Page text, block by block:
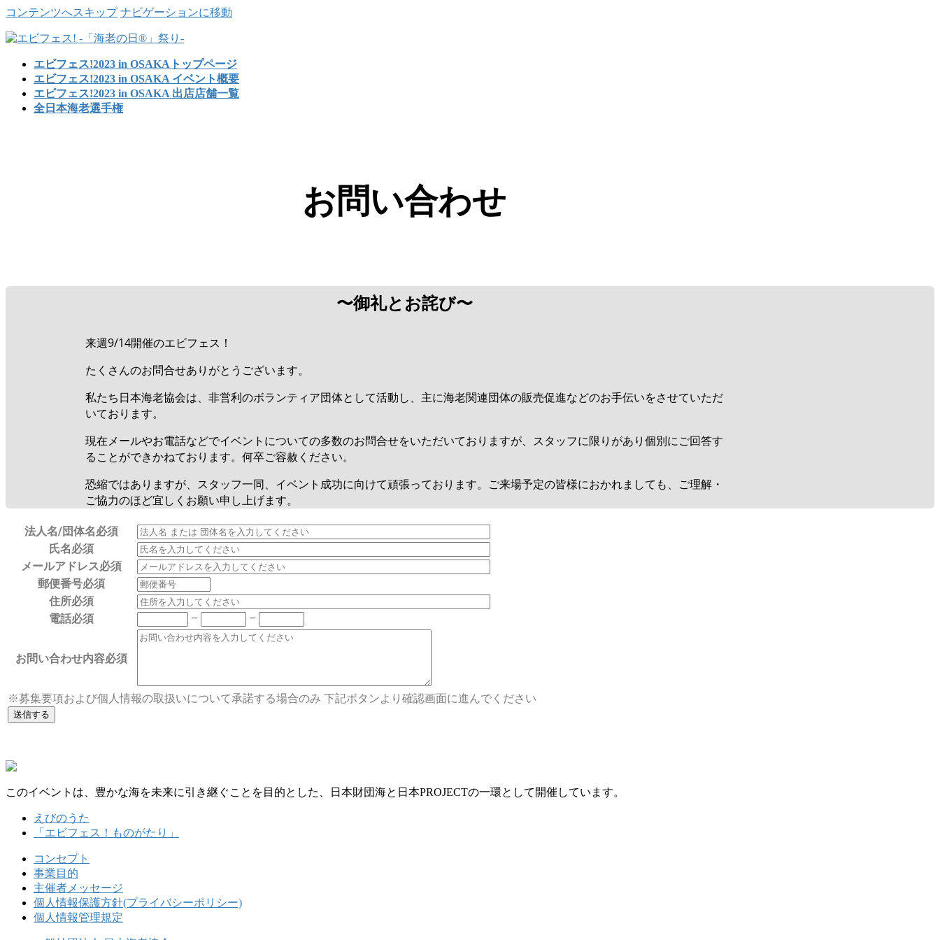
コンテンツへスキップ ナビゲーションに移動
エビフェス!2023 in OSAKAトップページ
エビフェス!2023 in OSAKA イベント概要
エビフェス!2023 in OSAKA 出店店舗一覧
全日本海老選手権
お問い合わせ
〜御礼とお詫び〜
来週9/14開催のエビフェス！
たくさんのお問合せありがとうございます。
私たち日本海老協会は、非営利のボランティア団体として活動し、主に海老関連団体の販売促進などのお手伝いをさせていただ
いております。
現在メールやお電話などでイベントについての多数のお問合せをいただいておりますが、スタッフに限りがあり個別にご回答す
ることができかねております。何卒ご容赦ください。
恐縮ではありますが、スタッフ一同、イベント成功に向けて頑張っております。ご来場予定の皆様におかれましても、ご理解・
ご協力のほど宜しくお願い申し上げます。
法人名/団体名必須
氏名必須
メールアドレス必須
郵便番号必須
住所必須
電話必須 – –
お問い合わせ内容必須
※募集要項および個人情報の取扱いについて承諾する場合のみ 下記ボタンより確認画面に進んでください
このイベントは、豊かな海を未来に引き継ぐことを目的とした、日本財団海と日本PROJECTの一環として開催しています。
えびのうた
「エビフェス！ものがたり」
コンセプト
事業目的
主催者メッセージ
個人情報保護方針(プライバシーポリシー)
個人情報管理規定